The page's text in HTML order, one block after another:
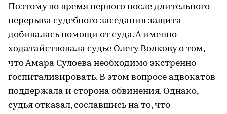
Поэтому во время первого после длительного
перерыва судебного заседания защита
добивалась помощи от суда. А именно
ходатайствовала судье Олегу Волкову о том,
что Амара Сулоева необходимо экстренно
госпитализировать. В этом вопросе адвокатов
поддержала и сторона обвинения. Однако,
судья отказал, сославшись на то, что